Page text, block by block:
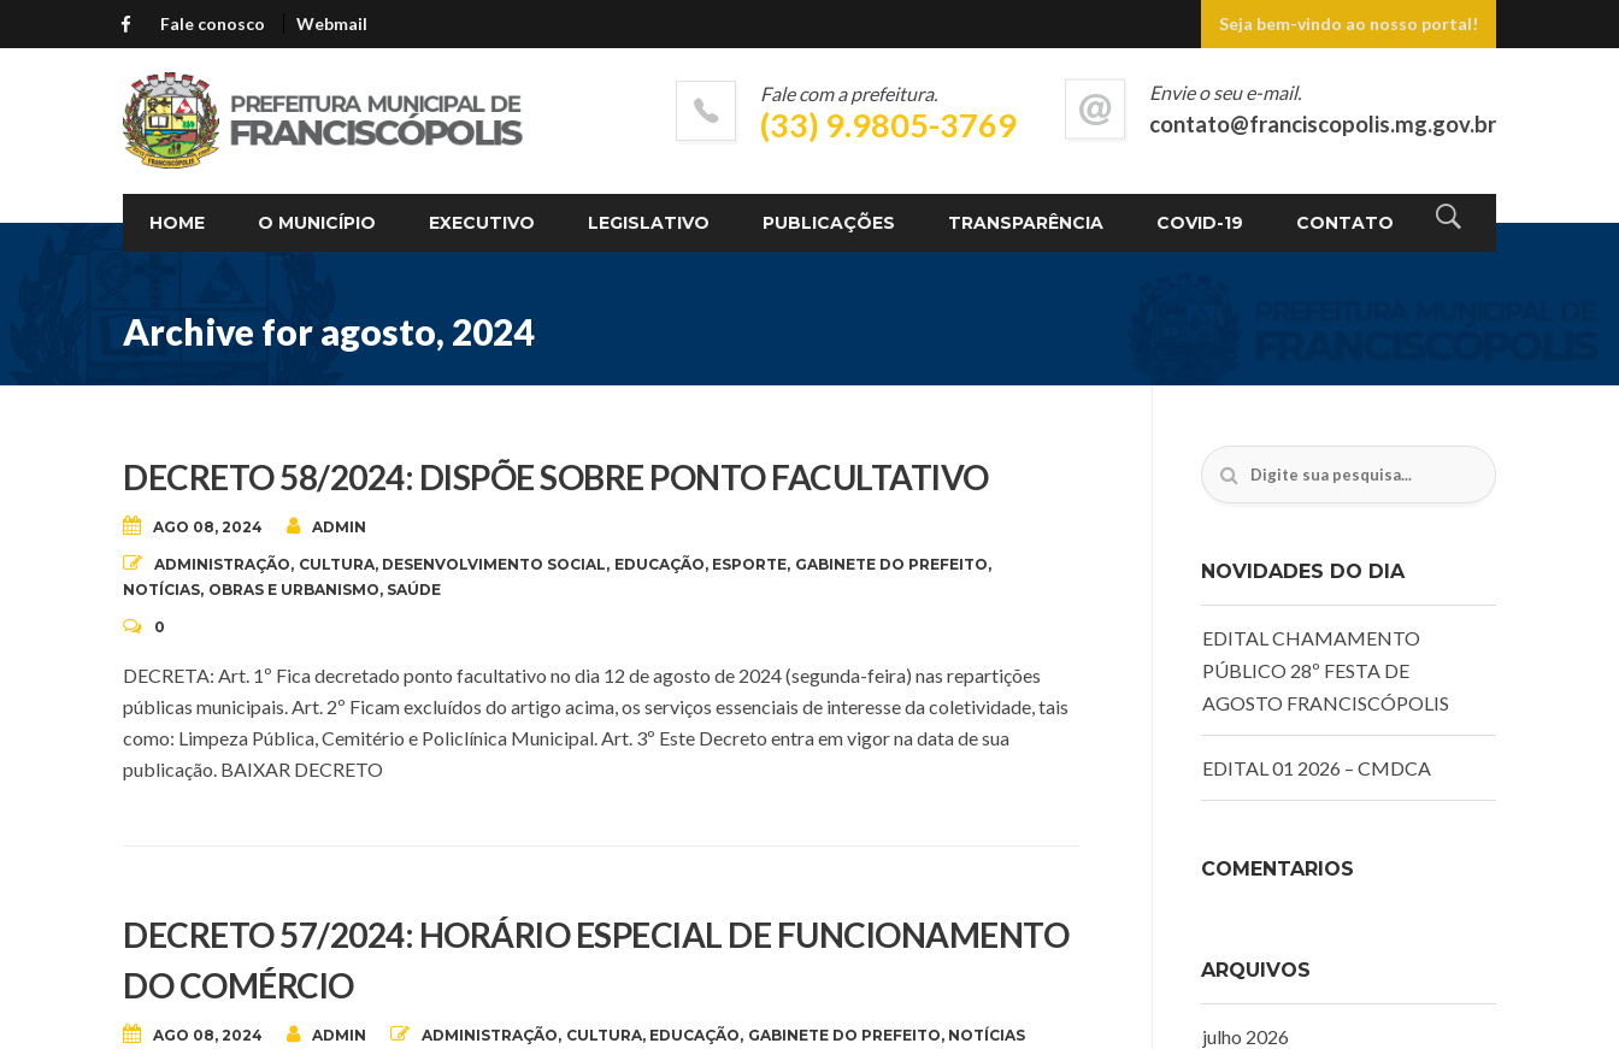
Seja bem-vindo ao nosso portal!
Fale conosco Webmail
HOME O MUNICÍPIO EXECUTIVO LEGISLATIVO PUBLICAÇÕES TRANSPARÊNCIA COVID-19 CONTATO
Envie o seu e-mail.
contato@franciscopolis.mg.gov.br
Fale com a prefeitura.
(33) 9.9805-3769
Archive for agosto, 2024
DECRETO 58/2024: DISPÕE SOBRE PONTO FACULTATIVO
AGO 08, 2024 ADMIN
ADMINISTRAÇÃO, CULTURA, DESENVOLVIMENTO SOCIAL, EDUCAÇÃO, ESPORTE, GABINETE DO PREFEITO,
NOTÍCIAS, OBRAS E URBANISMO, SAÚDE
0
DECRETA: Art. 1º Fica decretado ponto facultativo no dia 12 de agosto de 2024 (segunda-feira) nas repartições
públicas municipais. Art. 2º Ficam excluídos do artigo acima, os serviços essenciais de interesse da coletividade, tais
como: Limpeza Pública, Cemitério e Policlínica Municipal. Art. 3º Este Decreto entra em vigor na data de sua
publicação. BAIXAR DECRETO
DECRETO 57/2024: HORÁRIO ESPECIAL DE FUNCIONAMENTO
DO COMÉRCIO
AGO 08, 2024 ADMIN ADMINISTRAÇÃO, CULTURA, EDUCAÇÃO, GABINETE DO PREFEITO, NOTÍCIAS
NOVIDADES DO DIA
EDITAL CHAMAMENTO
PÚBLICO 28º FESTA DE
AGOSTO FRANCISCÓPOLIS
EDITAL 01 2026 – CMDCA
COMENTÁRIOS
ARQUIVOS
julho 2026